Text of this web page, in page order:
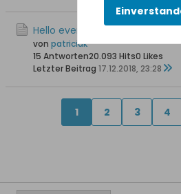
Hello everyone
von patriciak
15 Antworten20.093 Hits0 Likes
Letzter Beitrag 17.12.2018, 23:28
1 2 3 4